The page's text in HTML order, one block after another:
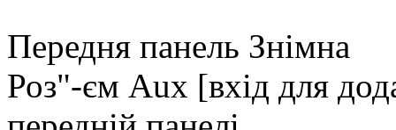
Передня панель Знімна
Роз"-єм Aux [вхід для